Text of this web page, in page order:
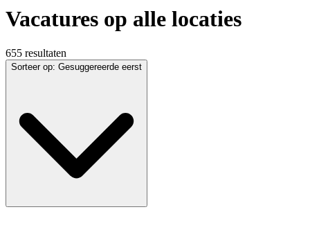
Vacatures op alle locaties
655 resultaten
Sorteer op: Gesuggereerde eerst